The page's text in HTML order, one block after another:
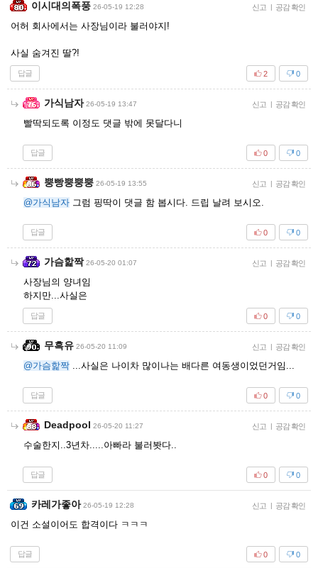
이시대의폭풍 26-05-19 12:28 신고 | 공감 확인
어허 회사에서는 사장님이라 불러야지!
사실 숨겨진 딸?!
답글 0
2
가식남자 26-05-19 13:47 신고 | 공감 확인
빨딱되도록 이정도 댓글 밖에 못달다니
답글 0
0
뿡빵뿡뿡뿡 26-05-19 13:55 신고 | 공감 확인
@가식남자 그럼 핑딱이 댓글 함 봅시다. 드립 날려 보시오.
답글 0
0
가슴핥짝 26-05-20 01:07 신고 | 공감 확인
사장님의 양녀임
하지만...사실은
답글 0
0
무흑유 26-05-20 11:09 신고 | 공감 확인
@가슴핥짝 ...사실은 나이차 많이나는 배다른 여동생이었던거임...
답글 0
0
Deadpool 26-05-20 11:27 신고 | 공감 확인
수술한지..3년차.....아빠라 불러봣다..
답글 0
0
카레가좋아 26-05-19 12:28 신고 | 공감 확인
이건 소설이어도 합격이다 ㅋㅋㅋ
답글 0
0